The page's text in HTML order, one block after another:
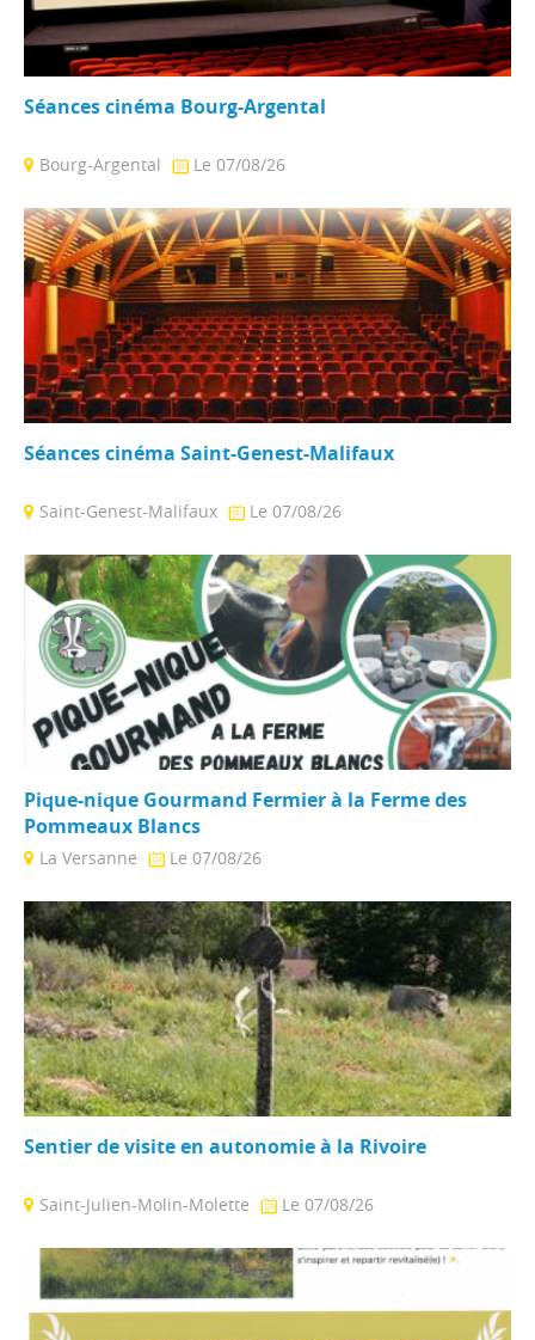
Séances cinéma Bourg-Argental
Bourg-Argental
Le 07/08/26
places pour personnes à mobilité réduite). Parking ...
Séances cinéma Saint-Genest-Malifaux
Saint-Genest-Malifaux
Le 07/08/26
places et vous propose ...
Pique-nique Gourmand Fermier à la Ferme des
Pommeaux Blancs
La Versanne
Le 07/08/26
nature au coeur du Pilat, ...
Sentier de visite en autonomie à la Rivoire
Saint-Julien-Molin-Molette
Le 07/08/26
balisé au gré des activités. ...